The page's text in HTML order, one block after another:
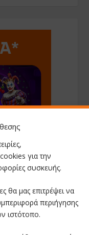
για την
συσκευής.
θα μας επιτρέψει να
περιήγησης
ιστότοπο.